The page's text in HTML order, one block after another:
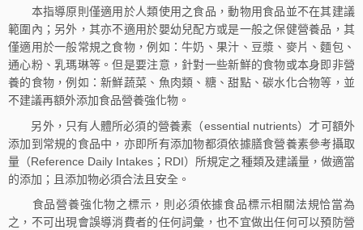
本指導原則僅適用於人類使用之食品，動物用食品並不在其建議
範圍內；另外，其亦不適用於嬰幼兒配方或是一般之保健營養品，其
僅適用於一般常規之食物，例如：牛奶、果汁、豆漿、麥片、麵包、
通心粉、乳瑪琳等。但是要注意，針對一些新鮮的食物或本身即非營
養的食物，例如：新鮮蔬菜、魚肉類、糖、甜點、碳水化合物等，並
不建議再額外添加食品營養強化物。
另外，只有人體所必須的營養素（essential nutrients）才可額外
添加到常規的食品中，亦即所有添加物都須依據膳食營養素參考攝取
量（Reference Daily Intakes；RDI）所規定之種類及建議量，做適當
的添加；且添加物必須合法且安全。
食品營養強化物之標示，則必須依據食品標示相關法規恰當為
之，不可出現會誤導消費者的任何詞彙，也不宜做出任何可以預防營